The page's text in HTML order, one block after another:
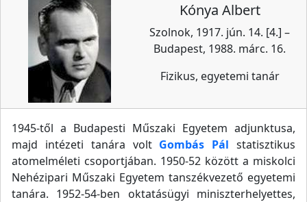
Kónya Albert
Szolnok, 1917. jún. 14. [4.] –
Budapest, 1988. márc. 16.
Fizikus, egyetemi tanár
1945-től a Budapesti Műszaki Egyetem adjunktusa,
majd intézeti tanára volt Gombás Pál statisztikus
atomelméleti csoportjában. 1950-52 között a miskolci
Nehézipari Műszaki Egyetem tanszékvezető egyetemi
tanára. 1952-54-ben oktatásügyi miniszterhelyettes,